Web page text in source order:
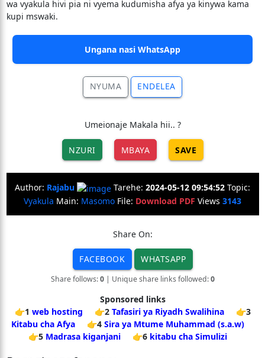
wa vyakula hivi pia ni vyema kudumisha afya ya kinywa kama
kupi mswaki.
Ungana nasi WhatsApp
NYUMA ENDELEA
Umeionaje Makala hii.. ?
NZURI MBAYA SAVE
Author: Rajabu Tarehe: 2024-05-12 09:54:52 Topic:
Vyakula Main: Masomo File: Download PDF Views 3143
Share On:
FACEBOOK WHATSAPP
Share follows:0| Unique share links followed:0
Sponsored links
👉1 web hosting 👉2 Tafasiri ya Riyadh Swalihina
👉3
Kitabu cha Afya
👉4 Sira ya Mtume Muhammad (s.a.w)
👉5 Madrasa kiganjani 👉6 kitabu cha Simulizi